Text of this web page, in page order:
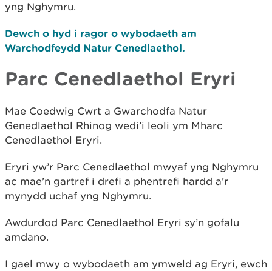
yng Nghymru.
Dewch o hyd i ragor o wybodaeth am
Warchodfeydd Natur Cenedlaethol.
Parc Cenedlaethol Eryri
Mae Coedwig Cwrt a Gwarchodfa Natur
Genedlaethol Rhinog wedi’i leoli ym Mharc
Cenedlaethol Eryri.
Eryri yw’r Parc Cenedlaethol mwyaf yng Nghymru
ac mae’n gartref i drefi a phentrefi hardd a’r
mynydd uchaf yng Nghymru.
Awdurdod Parc Cenedlaethol Eryri sy’n gofalu
amdano.
I gael mwy o wybodaeth am ymweld ag Eryri, ewch